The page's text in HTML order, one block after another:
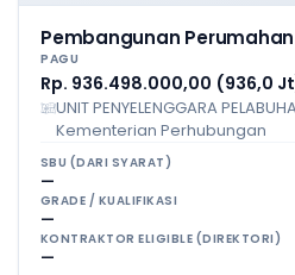
Pembangunan
PAGU
Rp. 936.498.000,00 (936,0
UNIT PENYELENGGARA
Kementerian Perhubungan
SBU (DARI SYARAT)
—
GRADE / KUALIFIKASI
—
KONTRAKTOR ELIGIBLE (DIREKTORI)
—